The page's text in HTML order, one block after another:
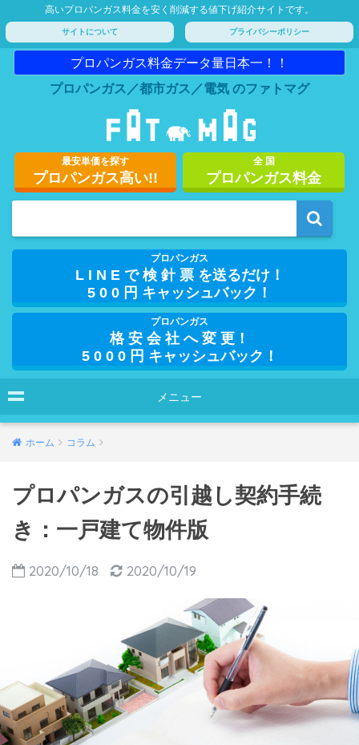
高いプロパンガス料金を安く削減する値下げ紹介サイトです。
サイトについて プライバシーポリシー
プロパンガス料金データ量日本一！！
プロパンガス／都市ガス／電気 のファトマグ
最安単価を探す
プロパンガス高い!!
全 国
プロパンガス料金
プロパンガス
L I N E で 検 針 票 を送るだけ！
5 0 0 円 キャッシュバック！
プロパンガス
格 安 会 社 へ 変 更！
5 0 0 0 円 キャッシュバック！
メニュー
ホーム コラム
プロパンガスの引越し契約手続
き：一戸建て物件版
2020/10/18 2020/10/19